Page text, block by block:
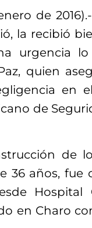
de
la recibió
urgencia
quien
en
de
de
36 años, fue
Hospital
en Charo